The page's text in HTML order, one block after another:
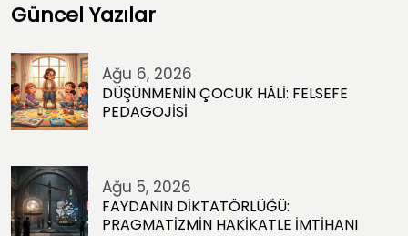
Güncel Yazılar
Ağu 6, 2026
DÜŞÜNMENİN ÇOCUK HÂLİ: FELSEFE
PEDAGOJİSİ
Ağu 5, 2026
FAYDANIN DİKTATÖRLÜĞÜ:
PRAGMATİZMİN HAKİKATLE İMTİHANI